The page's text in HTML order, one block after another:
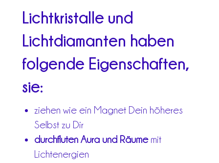
Lichtkristalle und
Lichtdiamanten haben
folgende Eigenschaften,
sie:
ziehen wie ein Magnet Dein höheres
Selbst zu Dir
durchfluten Aura und Räumemit
Lichtenergien